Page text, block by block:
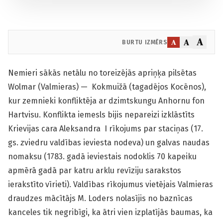
BURTU IZMĒRS A A A
Nemieri sākās netālu no toreizējās apriņķa pilsētas
Wolmar (Valmieras) — Kokmuižā (tagadējos Kocēnos),
kur zemnieki konfliktēja ar dzimtskungu Anhornu fon
Hartvisu. Konflikta iemesls bijis nepareizi izklāstīts
Krievijas cara Aleksandra I rīkojums par staciņas (17.
gs. zviedru valdības ieviesta nodeva) un galvas naudas
nomaksu (1783. gadā ieviestais nodoklis 70 kapeiku
apmērā gadā par katru arklu revīziju sarakstos
ierakstīto vīrieti). Valdības rīkojumus vietējais Valmieras
draudzes mācītājs M. Loders nolasījis no baznīcas
kanceles tik negribīgi, ka ātri vien izplatījās baumas, ka